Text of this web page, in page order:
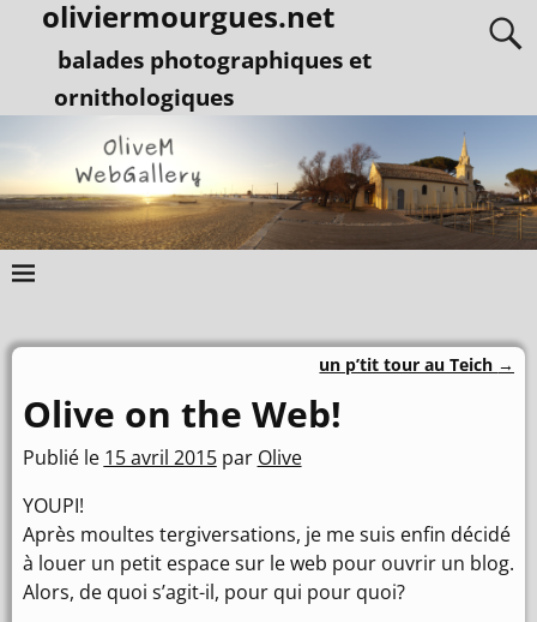
oliviermourgues.net
balades photographiques et
ornithologiques
un p’tit tour au Teich →
Olive on the Web!
Publié le 15 avril 2015 par Olive
YOUPI!
Après moultes tergiversations, je me suis enfin décidé
à louer un petit espace sur le web pour ouvrir un blog.
Alors, de quoi s’agit-il, pour qui pour quoi?